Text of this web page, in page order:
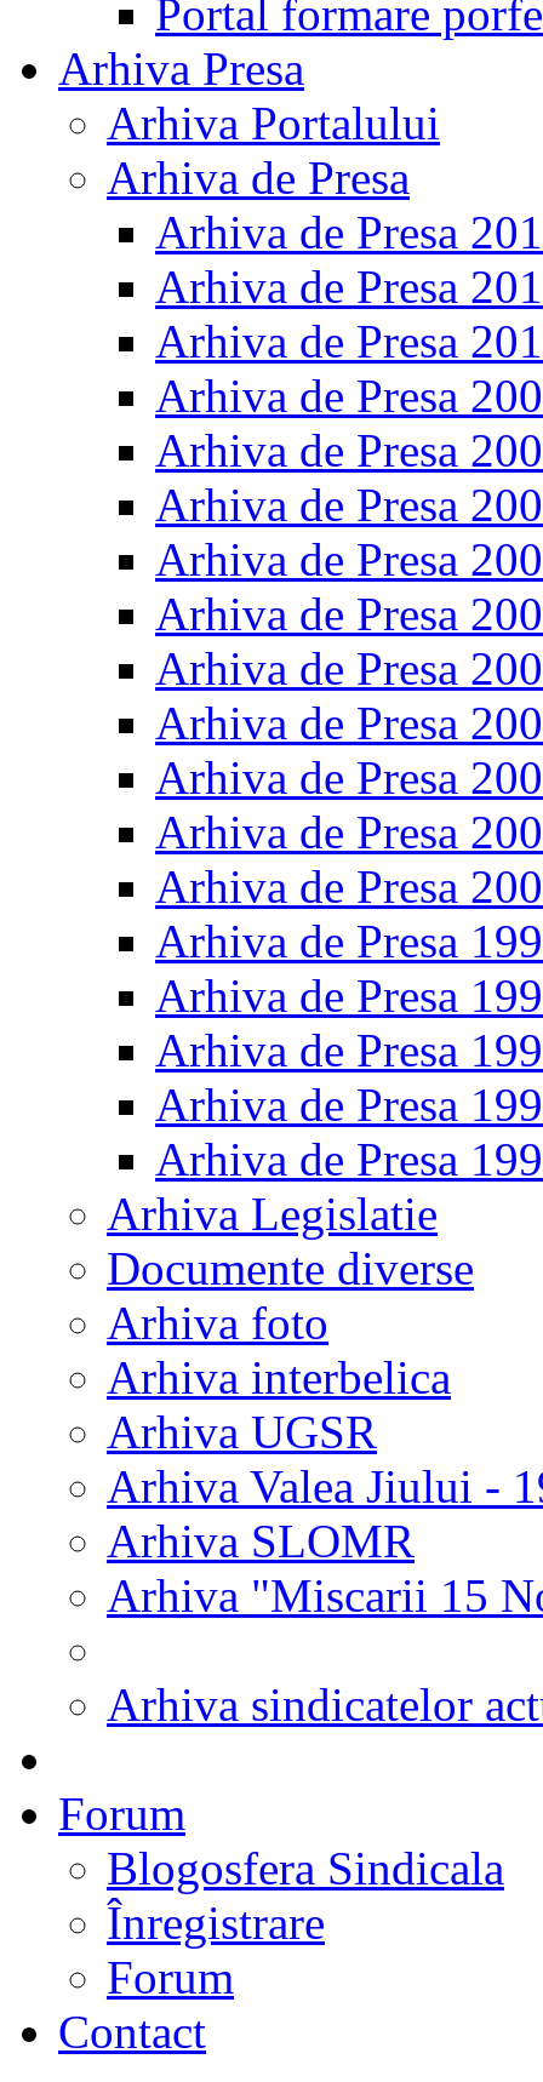
Portal formare
Arhiva Presa
Arhiva Portalului
Arhiva de Presa
Arhiva de Presa
Arhiva de Presa
Arhiva de Presa
Arhiva de Presa
Arhiva de Presa
Arhiva de Presa
Arhiva de Presa
Arhiva de Presa
Arhiva de Presa
Arhiva de Presa
Arhiva de Presa
Arhiva de Presa
Arhiva de Presa
Arhiva de Presa
Arhiva de Presa
Arhiva de Presa
Arhiva de Presa
Arhiva de Presa
Arhiva Legislatie
Documente diverse
Arhiva foto
Arhiva interbelica
Arhiva UGSR
Arhiva Valea Jiului -
Arhiva SLOMR
Arhiva "Miscarii 15
Arhiva sindicatelor
Forum
Blogosfera Sindicala
Înregistrare
Forum
Contact